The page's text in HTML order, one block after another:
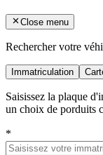
Close menu
Rechercher votre
Immatriculation
Saisissez la plaque
un choix de porduits
*